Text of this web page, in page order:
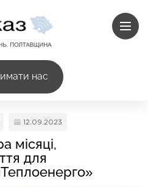
нас
12.09.2023
місяці,
для